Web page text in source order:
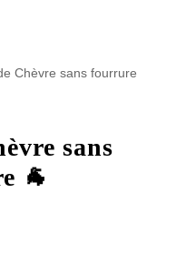
Chèvre sans fourrure
sans
🐐